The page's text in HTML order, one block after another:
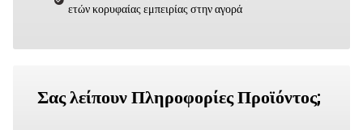
ετών κορυφαίας εμπειρίας στην αγορά
Σας λείπουν Πληροφορίες Προϊόντος;